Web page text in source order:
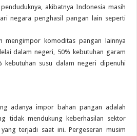
akibatnya Indonesia masih
negara penghasil pangan lain seperti
mengimpor komoditas pangan lainnya
dalam negeri, 50% kebutuhan garam
kebutuhan susu dalam negeri dipenuhi
adanya impor bahan pangan adalah
tidak mendukung keberhasilan sektor
terjadi saat ini. Pergeseran musim